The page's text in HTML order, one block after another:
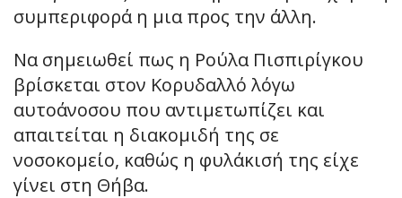
συμπεριφορά η μια προς την άλλη.
Να σημειωθεί πως η Ρούλα Πισπιρίγκου
βρίσκεται στον Κορυδαλλό λόγω
αυτοάνοσου που αντιμετωπίζει και
απαιτείται η διακομιδή της σε
νοσοκομείο, καθώς η φυλάκισή της είχε
γίνει στη Θήβα.